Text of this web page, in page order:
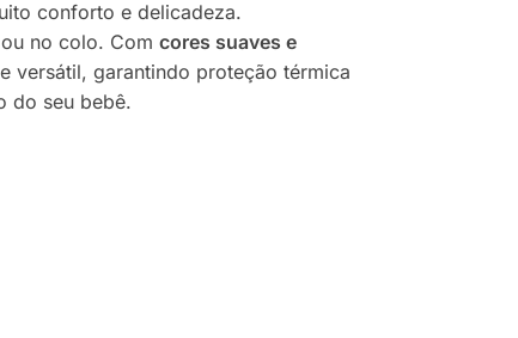
conforto e delicadeza.
no colo. Com cores suaves e
versátil, garantindo proteção térmica
do seu bebê.